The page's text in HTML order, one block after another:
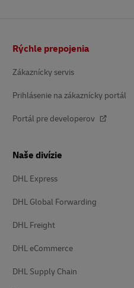
Rýchle prepojenia
Zákaznícky servis
Prihlásenie na zákaznícky portál
Portál pre developerov
Naše divízie
DHL Express
DHL Global Forwarding
DHL Freight
DHL eCommerce
DHL Supply Chain